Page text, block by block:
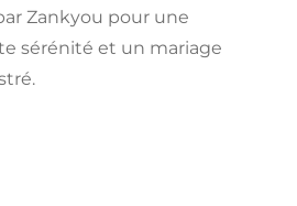
Zankyou pour une
sérénité et un mariage